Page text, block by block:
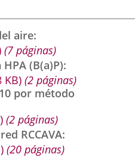
externa.externa.
aire
(7 páginas)
(B(a)P)
KB) (2 páginas)
por método
) (2 páginas)
RCCAVA
) (20 páginas)